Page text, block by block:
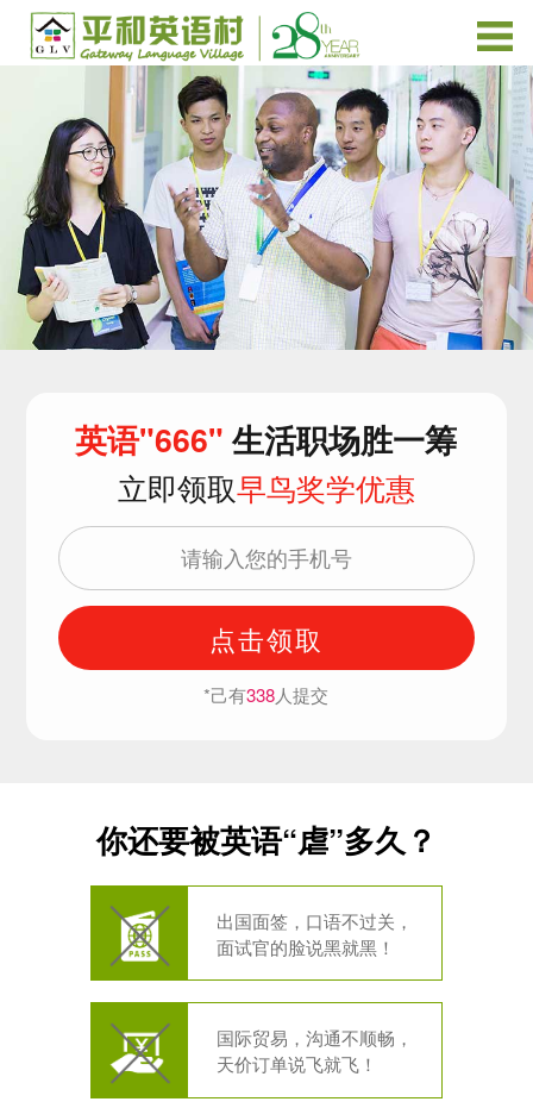
英语"666"生活职场胜一筹
立即领取早鸟奖学优惠
点击领取
*己有338人提交
你还要被英语“虐”多久？
出国面签，口语不过关，
面试官的脸说黑就黑！
国际贸易，沟通不顺畅，
天价订单说飞就飞！